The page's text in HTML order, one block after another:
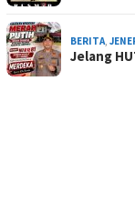
BERITA,
Jelang